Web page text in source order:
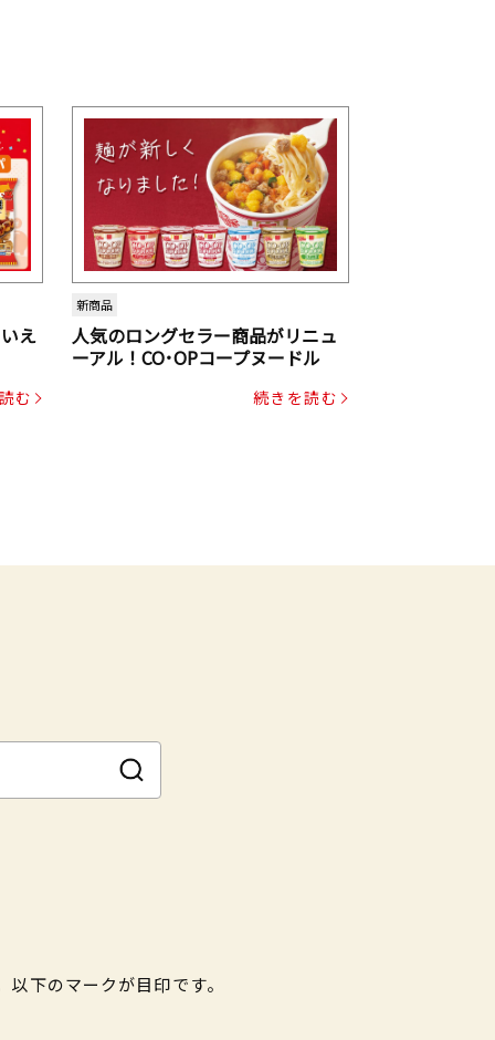
え
む
新商品
人気のロングセラー商品がリニュ
ーアル！CO･OPコープヌードル
続きを読む
下のマークが目印です。